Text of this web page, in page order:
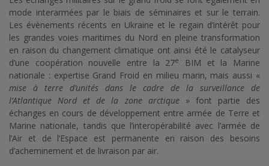
mode interarmées par le biais de séminaires et sur le terrain.
Les évènements récents en Ukraine et le regain d’intérêt pour
les grandes voies maritimes du Nord en pleine transformation
en raison du changement climatique ont ainsi été le catalyseur
d’une coopération nouvelle entre la 27e
BIM et la Marine
nationale : expertise Grand Froid en milieu marin, mais aussi «
mise à terre d’unités dans le cadre de la surveillance de
l’Atlantique Nord et de la zone arctique» font partie des
échanges en cours de développement entre armée de Terre et
Marine nationale, tandis que l’interopérabilité avec l’armée de
l’Air et de l’Espace est permanente en raison des besoins
d’acheminement et de livraison par air.